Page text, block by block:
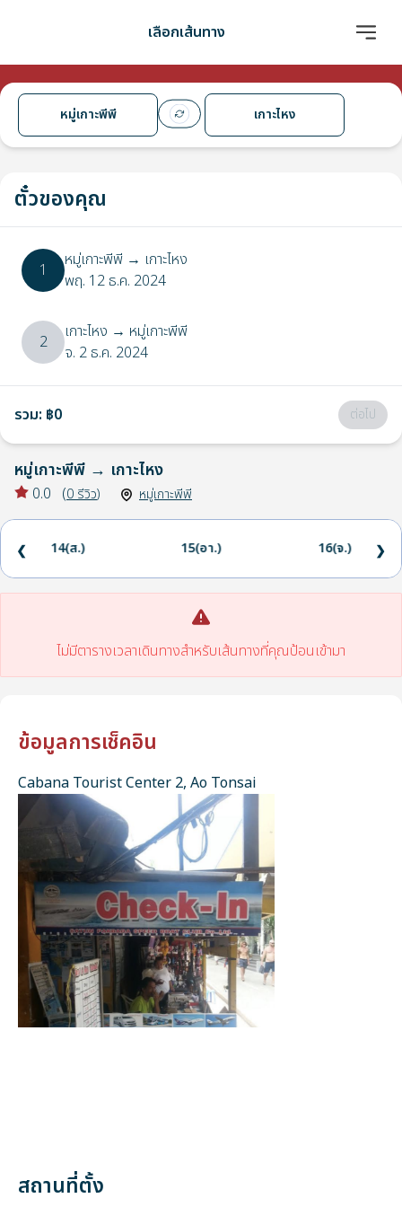
เลือกเส้นทาง
หมู่เกาะพีพี เกาะไหง
ตั๋วของคุณ
1 หมู่เกาะพีพี → เกาะไหง
พฤ. 12 ธ.ค. 2024
2 เกาะไหง → หมู่เกาะพีพี
จ. 2 ธ.ค. 2024
รวม: ฿0 ต่อไป
หมู่เกาะพีพี → เกาะไหง
0.0 (0 รีวิว) หมู่เกาะพีพี
14(ส.) 15(อา.) 16(จ.)
❮ ❯
ไม่มีตารางเวลาเดินทางสำหรับเส้นทางที่คุณป้อนเข้ามา
ข้อมูลการเช็คอิน
Cabana Tourist Center 2, Ao Tonsai
สถานที่ตั้ง